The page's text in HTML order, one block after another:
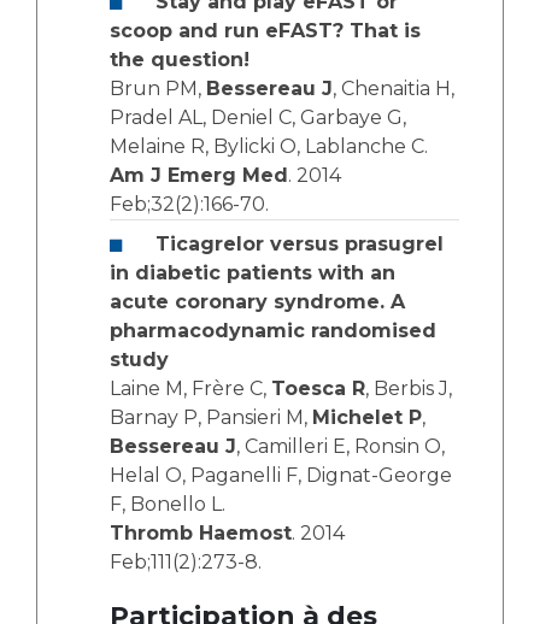
scoop and run eFAST? That is
the question!
Brun PM, Bessereau J, Chenaitia H,
Pradel AL, Deniel C, Garbaye G,
Melaine R, Bylicki O, Lablanche C.
Am J Emerg Med . 2014
Feb;32(2):166-70.
Ticagrelor versus prasugrel
in diabetic patients with an
acute coronary syndrome. A
pharmacodynamic randomised
study
Laine M, Frère C, Toesca R, Berbis J,
Barnay P, Pansieri M, Michelet P,
Bessereau J, Camilleri E, Ronsin O,
Helal O, Paganelli F, Dignat-George
F, Bonello L.
Thromb Haemost. 2014
Feb;111(2):273-8.
Participation à des